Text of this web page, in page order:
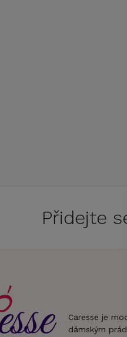
Přidejte
Caresse je
dámským